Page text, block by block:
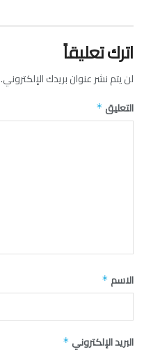
اترك تعليقاً
لن يتم نشر عنوان بريدك الإلكتروني.
التعليق *
الاسم *
البريد الإلكتروني *